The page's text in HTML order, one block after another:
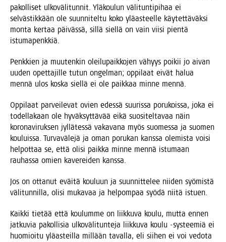
pakol­li­set ulko­vä­li­tun­nit. Ylä­kou­lun väli­tun­ti­pi­haa ei
sel­väs­tik­kään ole suun­ni­tel­tu koko ylä­as­teel­le käy­tet­tä­väk­si
mon­ta ker­taa päi­väs­sä, sil­lä siel­lä on vain vii­si pien­tä
istumapenkkiä.
Penk­kien ja muu­ten­kin olei­lu­paik­ko­jen vähyys poi­kii jo aivan
uuden opet­ta­jil­le tutun ongel­man; oppi­laat eivät halua
men­nä ulos kos­ka siel­lä ei ole paik­kaa min­ne mennä.
Oppi­laat par­vei­le­vat ovien edes­sä suu­ris­sa poru­kois­sa, joka ei
todel­la­kaan ole hyväk­syt­tä­vää eikä suo­si­tel­ta­vaa näin
koro­na­vi­ruk­sen jyl­lä­tes­sä vaka­va­na myös suo­mes­sa ja suo­men
kou­luis­sa. Tur­va­vä­le­jä ja oman poru­kan kans­sa ole­mis­ta voi­si
hel­pot­taa se, että oli­si paik­ka min­ne men­nä istu­maan
rau­has­sa omien kave­rei­den kanssa.
Jos on otta­nut eväi­tä kou­luun ja suun­nit­te­lee nii­den syö­mis­tä
väli­tun­nil­la, oli­si muka­vaa ja hel­pom­paa syö­dä nii­tä istuen.
Kaik­ki tie­tää että kou­lum­me on liik­ku­va kou­lu, mut­ta ennen
jat­ku­via pakol­li­sia ulko­vä­li­tun­te­ja liik­ku­va kou­lu ‑sys­tee­miä ei
huo­mioi­tu ylä­as­teil­la mil­lään taval­la, eli sii­hen ei voi vedo­ta